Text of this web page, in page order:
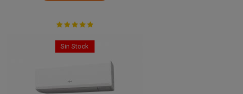
Sin Stock